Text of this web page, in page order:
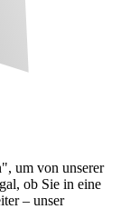
um von unserer
ob Sie in eine
– unser